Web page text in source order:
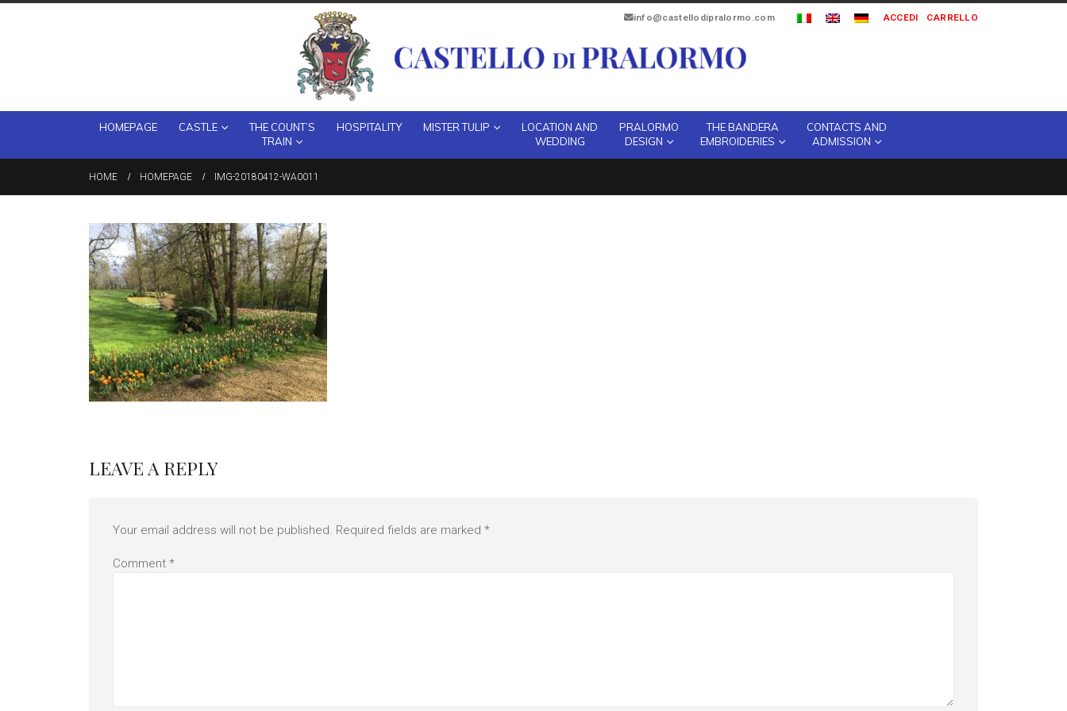
info@castellodipralormo.com ACCEDI CARRELLO
HOMEPAGE CASTLE
THE COUNT’S
TRAIN
HOSPITALITY MISTER TULIP
LOCATION AND
WEDDING
PRALORMO
DESIGN
THE BANDERA
EMBROIDERIES
CONTACTS AND
ADMISSION
HOME HOMEPAGE IMG-20180412-WA0011
LEAVE A REPLY
Your email address will not be published. Required fields are marked *
Comment *